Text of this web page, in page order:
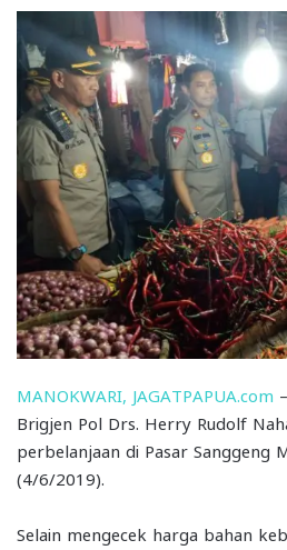
MANOKWARI, JAGATPAPUA.com
Brigjen Pol Drs. Herry Rudolf
perbelanjaan di Pasar Sanggeng
(4/6/2019).
Selain mengecek harga bahan